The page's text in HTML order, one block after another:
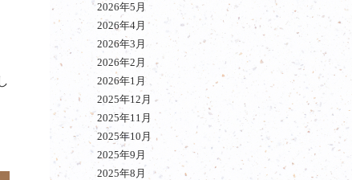
2026年5月
2026年4月
2026年3月
2026年2月
2026年1月
2025年12月
2025年11月
2025年10月
2025年9月
2025年8月